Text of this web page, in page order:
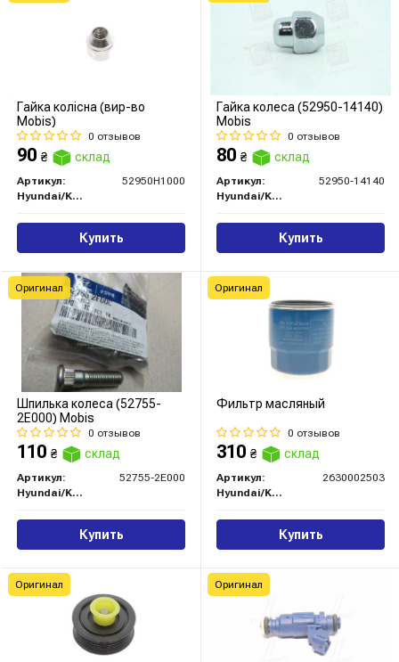
Гайка колісна (вир-во
Mobis)
0 отзывов
90 ₴ склад
Артикул:
52950H1000
Hyundai/Kia/Mobis
Купить
Гайка колеса (52950-14140)
Mobis
0 отзывов
80 ₴ склад
Артикул:
52950-14140
Hyundai/Kia/Mobis
Купить
Шпилька колеса (52755-
2E000) Mobis
0 отзывов
110 ₴ склад
Артикул:
52755-2E000
Hyundai/Kia/Mobis
Купить
Оригинал
Фильтр масляный
0 отзывов
310 ₴ склад
Артикул:
2630002503
Hyundai/Kia/Mobis
Купить
Оригинал
Оригинал Оригинал